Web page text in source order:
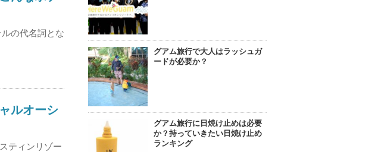
の代名詞とな
ルオーシ
ティンリゾー
グアム旅行で大人はラッシュガ
ードが必要か？
グアム旅行に日焼け止めは必要
か？持っていきたい日焼け止め
ランキング